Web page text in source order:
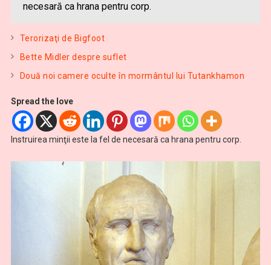
necesară ca hrana pentru corp.
Terorizaţi de Bigfoot
Bette Midler despre suflet
Două noi camere oculte în mormântul lui Tutankhamon
Spread the love
Instruirea minţii este la fel de necesară ca hrana pentru corp.